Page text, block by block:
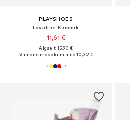
PLAYSHOES
tavaline Kummik
11,61 €
Algselt: 15,90 €
Viimane madalaim hind:10,32 €
+1